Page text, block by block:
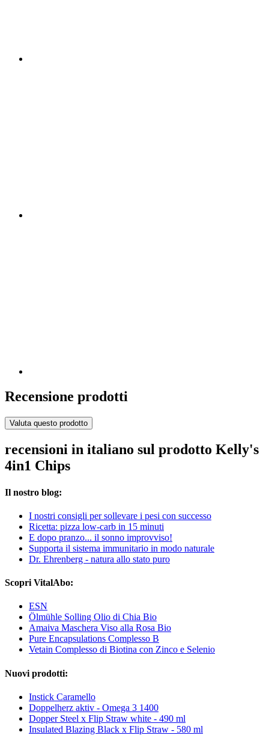
Recensione prodotti
Valuta questo prodotto
recensioni in italiano sul prodotto Kelly's
4in1 Chips
Il nostro blog:
I nostri consigli per sollevare i pesi con successo
Ricetta: pizza low-carb in 15 minuti
E dopo pranzo... il sonno improvviso!
Supporta il sistema immunitario in modo naturale
Dr. Ehrenberg - natura allo stato puro
Scopri VitalAbo:
ESN
Ölmühle Solling Olio di Chia Bio
Amaiva Maschera Viso alla Rosa Bio
Pure Encapsulations Complesso B
Vetain Complesso di Biotina con Zinco e Selenio
Nuovi prodotti:
Instick Caramello
Doppelherz aktiv - Omega 3 1400
Dopper Steel x Flip Straw white - 490 ml
Insulated Blazing Black x Flip Straw - 580 ml